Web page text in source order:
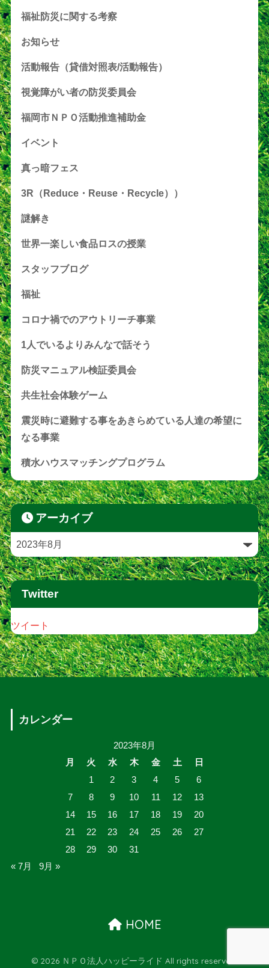
福祉防災に関する考察
お知らせ
活動報告（貸借対照表/活動報告）
視覚障がい者の防災委員会
福岡市ＮＰＯ活動推進補助金
イベント
真っ暗フェス
3R（Reduce・Reuse・Recycle））
謎解き
世界一楽しい食品ロスの授業
スタッフブログ
福祉
コロナ禍でのアウトリーチ事業
1人でいるよりみんなで話そう
防災マニュアル検証委員会
共生社会体験ゲーム
震災時に避難する事をあきらめている人達の希望に
なる事業
積水ハウスマッチングプログラム
アーカイブ
Twitter
ツイート
カレンダー
2023年8月
月
火 水 木 金 土
日
1
2 3 4 5
6
7
8 9 10 11 12
13
14
15 16 17 18 19
20
21
22 23 24 25 26
27
28
29 30
31
« 7月
9月 »
HOME
© 2026 ＮＰＯ法人ハッピーライド All rights reserved.